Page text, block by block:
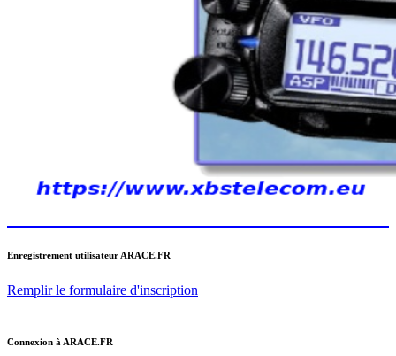
Enregistrement utilisateur ARACE.FR
Remplir le formulaire d'inscription
Connexion à ARACE.FR